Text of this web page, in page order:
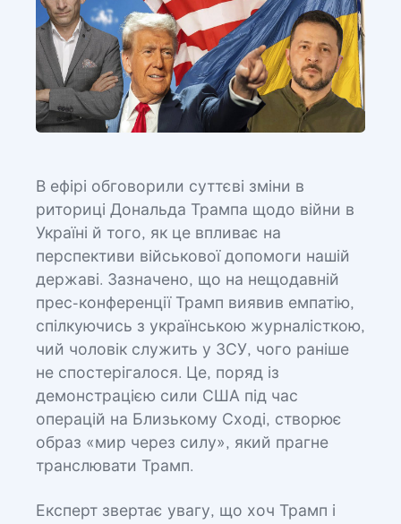
В ефірі обговорили суттєві зміни в
риториці Дональда Трампа щодо війни в
Україні й того, як це впливає на
перспективи військової допомоги нашій
державі. Зазначено, що на нещодавній
прес-конференції Трамп виявив емпатію,
спілкуючись з українською журналісткою,
чий чоловік служить у ЗСУ, чого раніше
не спостерігалося. Це, поряд із
демонстрацією сили США під час
операцій на Близькому Сході, створює
образ «мир через силу», який прагне
транслювати Трамп.
Експерт звертає увагу, що хоч Трамп і